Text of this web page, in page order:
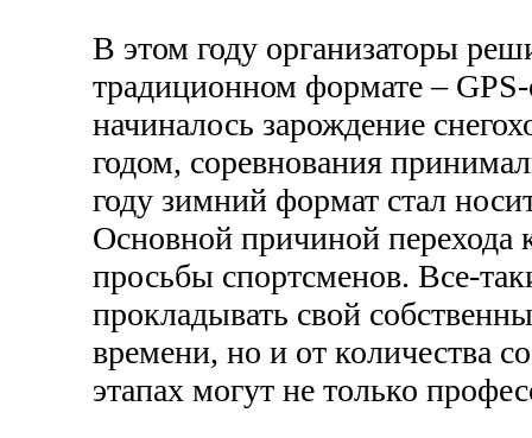
В этом году организаторы
традиционном формате –
начиналось зарождение
годом, соревнования
году зимний формат стал
Основной причиной перехода
просьбы спортсменов. Все-
прокладывать свой
времени, но и от количества
этапах могут не только